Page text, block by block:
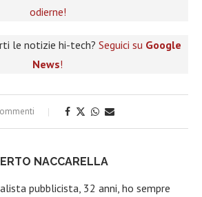
odierne!
le notizie hi-tech? Seguici su Google
News!
NACCARELLA
pubblicista, 32 anni, ho sempre